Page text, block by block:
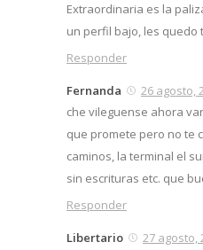
Extraordinaria es la
un perfil bajo, les quedo
Responder
Fernanda
26 agosto,
che vileguense ahora
que promete pero no te
caminos, la terminal el
sin escrituras etc. que
Responder
Libertario
27 agosto,